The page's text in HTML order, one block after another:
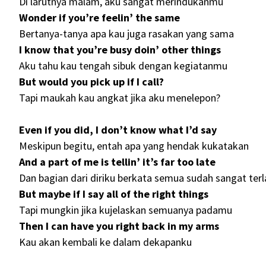
Wonder if you’re feelin’ the same
Bertanya-tanya apa kau juga rasakan yang sama
I know that you’re busy doin’ other things
Aku tahu kau tengah sibuk dengan kegiatanmu
But would you pick up if I call?
Tapi maukah kau angkat jika aku menelepon?
Even if you did, I don’t know what I’d say
Meskipun begitu, entah apa yang hendak kukatakan
And a part of me is tellin’ it’s far too late
Dan bagian dari diriku berkata semua sudah sangat
But maybe if I say all of the right things
Tapi mungkin jika kujelaskan semuanya padamu
Then I can have you right back in my arms
Kau akan kembali ke dalam dekapanku